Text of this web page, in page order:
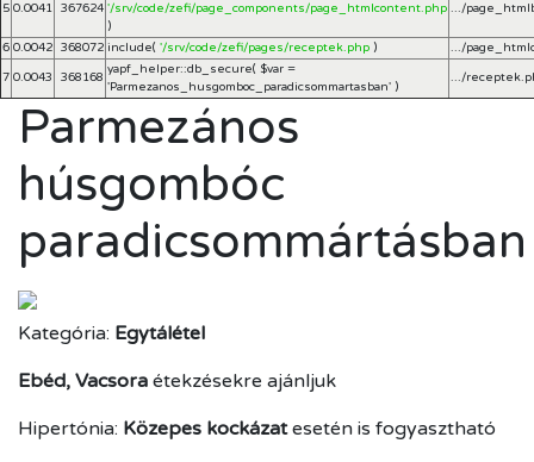
5 0.0041 367624 '/srv/code/zefi/page_components/page_htmlcontent.php
)
.../
6 0.0042 368072 include( '/srv/code/zefi/pages/receptek.php ) .../
7 0.0043 368168
yapf_helper::db_secure( $var =
'Parmezanos_husgomboc_paradicsommartasban' )
.../
Parmezános
húsgombóc
paradicsommártásban
Kategória: Egytálétel
Ebéd, Vacsora étekzésekre ajánljuk
Hipertónia: Közepes kockázatesetén is fogyasztható